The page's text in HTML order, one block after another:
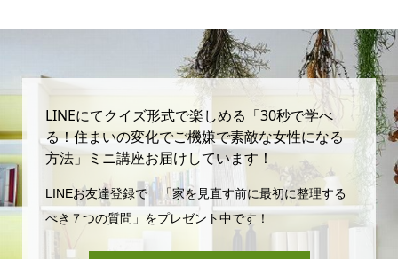
LINEにてクイズ形式で楽しめる「30秒で学べ
る！住まいの変化でご機嫌で素敵な女性になる
方法」ミニ講座お届けしています！
LINEお友達登録で 「家を見直す前に最初に整理する
べき７つの質問」をプレゼント中です！